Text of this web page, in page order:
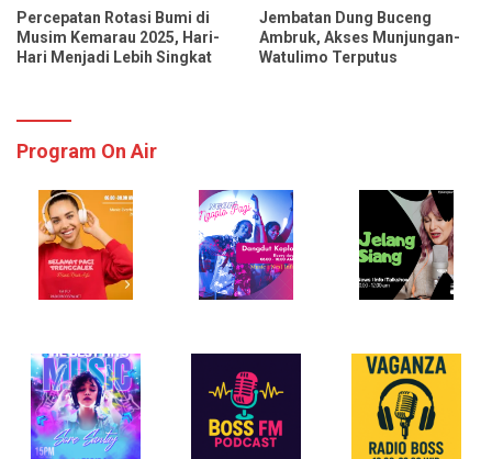
Percepatan Rotasi Bumi di
Musim Kemarau 2025, Hari-
Hari Menjadi Lebih Singkat
Jembatan Dung Buceng
Ambruk, Akses Munjungan-
Watulimo Terputus
Program On Air